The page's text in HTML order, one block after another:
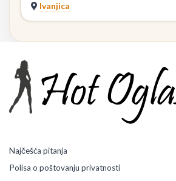
Ivanjica
Najčešća pitanja
Polisa o poštovanju privatnosti